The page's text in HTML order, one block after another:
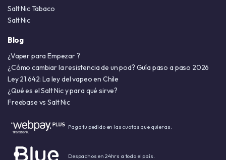
Salt Nic Tabaco
Salt Nic
Blog
¿Vaper para Empezar ?
¿Cómo cambiar la resistencia de un pod? Guía paso a paso 2026
Ley 21.642: La ley del vapeo en Chile
¿Qué es el Salt Nic y para qué sirve?
Freebase vs Salt Nic
Paga tu pedido en las cuotas que quieras.
Despachos en 24hrs a todo el país.